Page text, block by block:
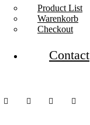
Product List
Warenkorb
Checkout
Contact